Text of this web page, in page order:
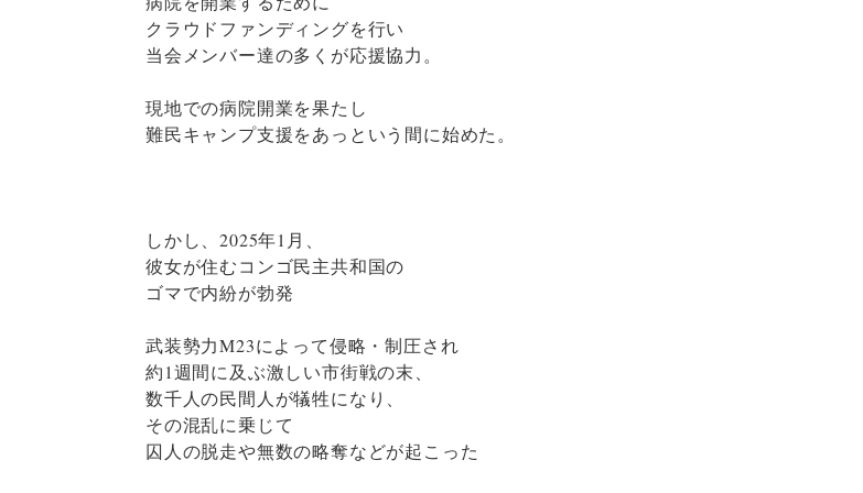
クラウドファンディングを行い
当会メンバー達の多くが応援協力。
現地での病院開業を果たし
難民キャンプ支援をあっという間に始めた。
しかし、2025年1月、
彼女が住むコンゴ民主共和国の
ゴマで内紛が勃発
武装勢力M23によって侵略・制圧され
約1週間に及ぶ激しい市街戦の末、
数千人の民間人が犠牲になり、
その混乱に乗じて
囚人の脱走や無数の略奪などが起こった